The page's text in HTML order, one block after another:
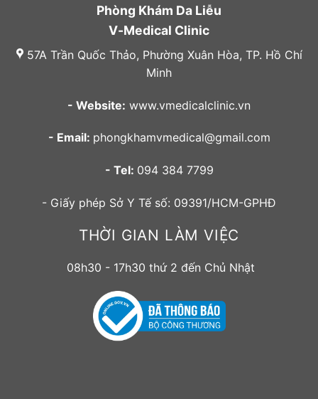
Phòng Khám Da Liễu
V-Medical Clinic
57A Trần Quốc Thảo, Phường Xuân Hòa, TP. Hồ Chí
Minh
- Website: www.vmedicalclinic.vn
- Email: phongkhamvmedical@gmail.com
- Tel: 094 384 7799
- Giấy phép Sở Y Tế số: 09391/HCM-GPHĐ
THỜI GIAN LÀM VIỆC
08h30 - 17h30 thứ 2 đến Chủ Nhật